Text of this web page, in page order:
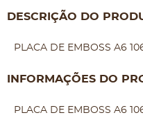
DESCRIÇÃO DO
PLACA DE EMBOSS A6
INFORMAÇÕES DO
PLACA DE EMBOSS A6